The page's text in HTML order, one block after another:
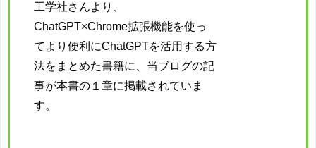
工学社さんより、
ChatGPT×Chrome拡張機能を使っ
てより便利にChatGPTを活用する方
法をまとめた書籍に、当ブログの記
事が本書の１章に掲載されていま
す。